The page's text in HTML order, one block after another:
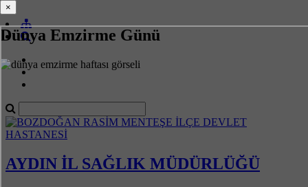
Dünya Emzirme Günü
AYDIN İL SAĞLIK MÜDÜRLÜĞÜ
×